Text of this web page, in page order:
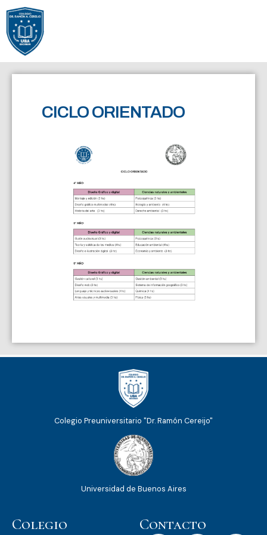
CICLO ORIENTADO
Colegio Preuniversitario "Dr. Ramón Cereijo"
Universidad de Buenos Aires
Colegio
Contacto